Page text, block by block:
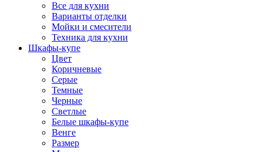
Все для кухни
Варианты отделки
Мойки и смесители
Техника для кухни
Шкафы-купе
Цвет
Коричневые
Серые
Темные
Черные
Светлые
Белые шкафы-купе
Венге
Размер